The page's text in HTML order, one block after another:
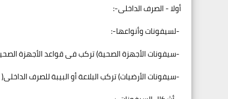
أولا - الصرف الداخلى:-
-لسيفونات وأنواعها:-
-سيفونات الأجهزة الصحية(تركب فى قواعد الأجهزة
-سيفونات الأرضيات(تركب البلاعة أو البيبة للصرف الداخلى)